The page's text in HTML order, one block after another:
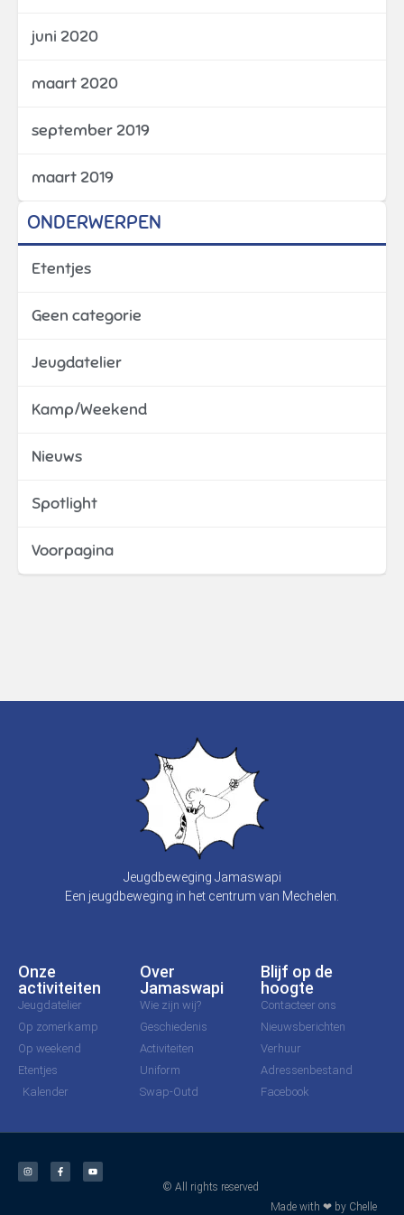
juni 2020
maart 2020
september 2019
maart 2019
ONDERWERPEN
Etentjes
Geen categorie
Jeugdatelier
Kamp/Weekend
Nieuws
Spotlight
Voorpagina
Jeugdbeweging Jamaswapi
Een jeugdbeweging in het centrum van Mechelen.
Onze
activiteiten
Jeugdatelier
Op zomerkamp
Op weekend
Etentjes
Kalender
Over
Jamaswapi
Wie zijn wij?
Geschiedenis
Activiteiten
Uniform
Swap-Outd
Blijf op de
hoogte
Contacteer ons
Nieuwsberichten
Verhuur
Adressenbestand
Facebook
© All rights reserved
Made with ❤ by Chelle